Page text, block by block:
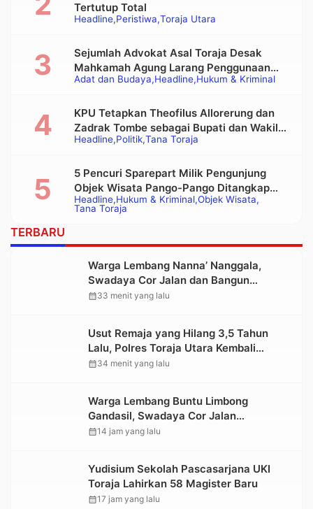
Headline Peristiwa Toraja Utara
Tertutup Total
Adat dan Budaya Headline Hukum & Kriminal
Sejumlah Advokat Asal Toraja Desak
Mahkamah Agung Larang Penggunaan
Alat Berat pada Eksekusi Rumah Adat
Headline Politik Tana Toraja
KPU Tetapkan Theofilus Allorerung dan
Zadrak Tombe sebagai Bupati dan Wakil
Bupati Tana Toraja Terpilih
Headline Hukum & Kriminal Objek Wisata
Tana Toraja
5 Pencuri Sparepart Milik Pengunjung
Objek Wisata Pango-Pango Ditangkap
Polisi
TERBARU
Warga Lembang Nanna’ Nanggala,
Swadaya Cor Jalan dan Bangun
Jembatan
calendar_month33 menit yang lalu
Usut Remaja yang Hilang 3,5 Tahun
Lalu, Polres Toraja Utara Kembali
Datangi TKP
calendar_month34 menit yang lalu
Warga Lembang Buntu Limbong
Gandasil, Swadaya Cor Jalan
Sepanjang 500 Meter
calendar_month14 jam yang lalu
Yudisium Sekolah Pascasarjana UKI
Toraja Lahirkan 58 Magister Baru
calendar_month17 jam yang lalu